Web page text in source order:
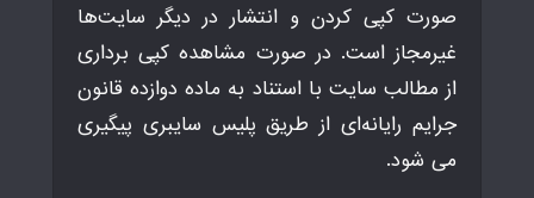
صورت کپی کردن و انتشار در دیگر سایت‌ها
غیرمجاز است. در صورت مشاهده کپی برداری
از مطالب سایت با استناد به ماده دوازده قانون
جرایم رایانه‌ای از طریق پلیس سایبری پیگیری
می شود.